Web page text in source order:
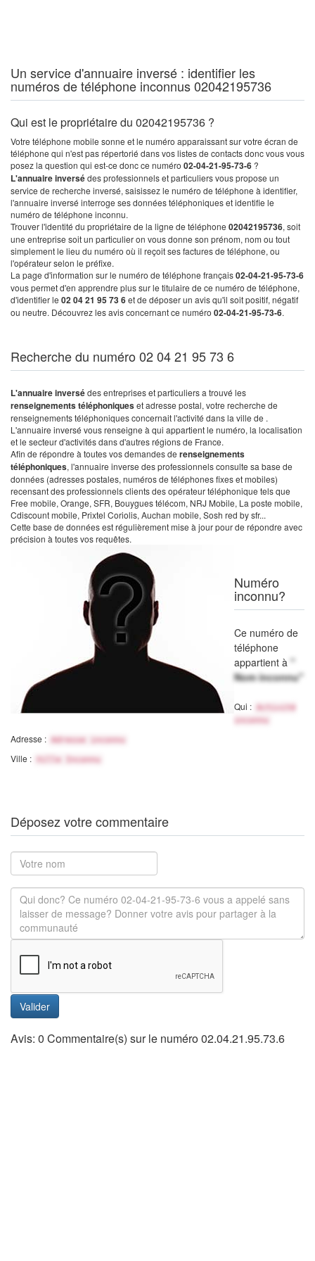
Un service d'annuaire inversé : identifier les
numéros de téléphone inconnus 02042195736
Qui est le propriétaire du 02042195736 ?
Votre téléphone mobile sonne et le numéro apparaissant sur votre écran de
téléphone qui n'est pas répertorié dans vos listes de contacts donc vous vous
posez la question qui est-ce donc ce numéro 02-04-21-95-73-6 ?
L'annuaire inversédes professionnels et particuliers vous propose un
service de recherche inversé, saisissez le numéro de téléphone à identifier,
l'annuaire inversé interroge ses données téléphoniques et identifie le
numéro de téléphone inconnu.
Trouver l'identité du propriétaire de la ligne de téléphone 02042195736, soit
une entreprise soit un particulier on vous donne son prénom, nom ou tout
simplement le lieu du numéro où il reçoit ses factures de téléphone, ou
l'opérateur selon le préfixe.
La page d'information sur le numéro de téléphone français02-04-21-95-73-6
vous permet d'en apprendre plus sur le titulaire de ce numéro de téléphone,
d'identifier le 02 04 21 95 73 6et de déposer un avis qu'il soit positif, négatif
ou neutre. Découvrez les avis concernant ce numéro 02-04-21-95-73-6.
Recherche du numéro 02 04 21 95 73 6
L'annuaire inversédes entreprises et particuliers a trouvé les
renseignements téléphoniqueset adresse postal, votre recherche de
renseignements téléphoniques concernait l'activité dans la ville de .
L'annuaire inversé vous renseigne à qui appartient le numéro, la localisation
et le secteur d'activités dans d'autres régions de France.
Afin de répondre à toutes vos demandes de renseignements
téléphoniques, l'annuaire inverse des professionnels consulte sa base de
données (adresses postales, numéros de téléphones fixes et mobiles)
recensant des professionnels clients des opérateur téléphonique tels que
Free mobile, Orange, SFR, Bouygues télécom, NRJ Mobile, La poste mobile,
Cdiscount mobile, Prixtel Coriolis, Auchan mobile, Sosh red by sfr...
Cette base de données est régulièrement mise à jour pour de répondre avec
précision à toutes vos requêtes.
Numéro
inconnu?
Ce numéro de
téléphone
appartient à "
Nom inconnu"
Qui :
Activité
inconnu
Adresse : Adresse inconnu
Ville : Ville Inconnu
Déposez votre commentaire
Valider
Avis: 0 Commentaire(s) sur le numéro 02.04.21.95.73.6